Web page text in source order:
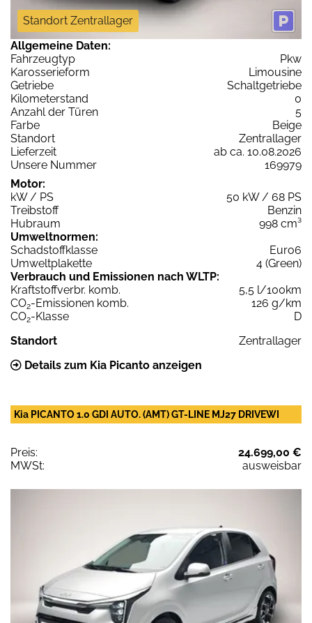
Standort Zentrallager
Allgemeine Daten:
Fahrzeugtyp
Pkw
Karosserieform
Limousine
Getriebe
Schaltgetriebe
Kilometerstand
0
Anzahl der Türen
5
Farbe
Beige
Standort
Zentrallager
Lieferzeit
ab ca. 10.08.2026
Unsere Nummer
169979
Motor:
kW / PS
50 kW / 68 PS
Treibstoff
Benzin
Hubraum
998 cm³
Umweltnormen:
Schadstoffklasse
Euro6
Umweltplakette
4 (Green)
Verbrauch und Emissionen nach WLTP:
Kraftstoffverbr. komb.
5,5 l/100km
CO2-Emissionen komb.
126 g/km
CO2-Klasse
D
Standort
Zentrallager
Details zum Kia Picanto anzeigen
Kia PICANTO 1.0 GDI AUTO. (AMT) GT-LINE MJ27 DRIVEWI
Preis:
24.699,00 €
MWSt:
ausweisbar